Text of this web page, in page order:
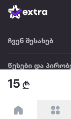
15
ჩვენ შესახებ
წესები და
ტრენდული